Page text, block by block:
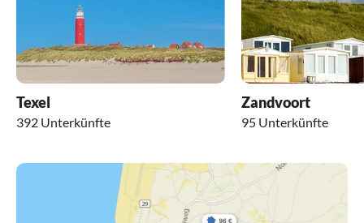
Texel
392 Unterkünfte
Zandvoort
95 Unterkünfte